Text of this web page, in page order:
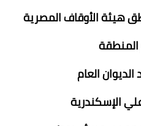
هيئة الأوقاف المصرية